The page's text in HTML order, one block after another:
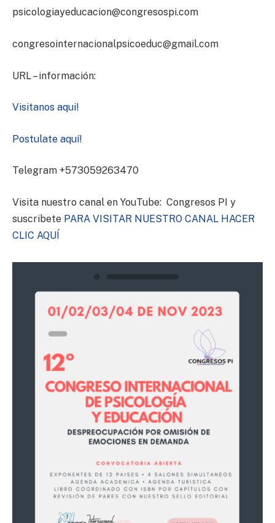
psicologiayeducacion@congresospi.com
congresointernacionalpsicoeduc@gmail.com
URL – información:
Visitanos aqui!
Postulate aquí!
Telegram +573059263470
Visita nuestro canal en YouTube: Congresos PI y
suscribete PARA VISITAR NUESTRO CANAL HACER
CLIC AQUÍ